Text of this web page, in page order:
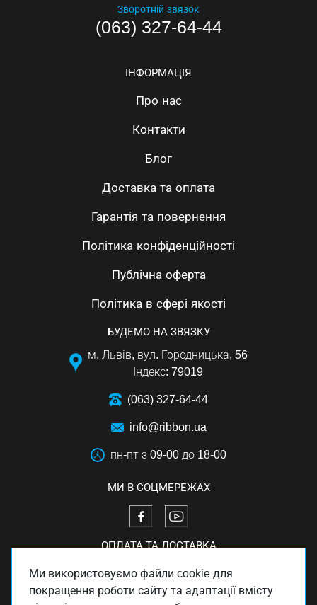
Зворотній звязок
(063) 327-64-44
ІНФОРМАЦІЯ
Про нас
Контакти
Блог
Доставка та оплата
Гарантія та повернення
Політика конфіденційності
Публічна оферта
Політика в сфері якості
БУДЕМО НА ЗВЯЗКУ
м. Львів, вул. Городницька, 56
Індекс: 79019
(063) 327-64-44
info@ribbon.ua
пн-пт з 09-00 до 18-00
МИ В СОЦМЕРЕЖАХ
ОПЛАТА ТА ДОСТАВКА
Ми використовуємо файли cookie для
покращення роботи сайту та адаптації вмісту